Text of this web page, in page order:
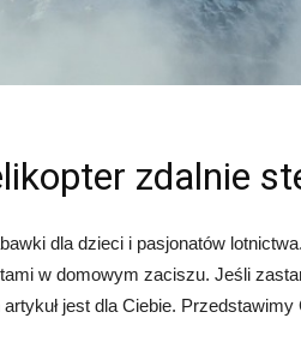
zdalnie
dla dzieci i pasjonatów
w domowym zaciszu. Jeśli
jest dla Ciebie.